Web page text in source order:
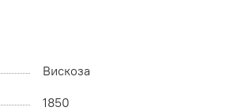
Вискоза
1850